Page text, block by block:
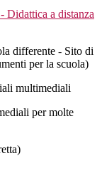
Didattica a distanza
differente - Sito di
per la scuola)
multimediali
per molte